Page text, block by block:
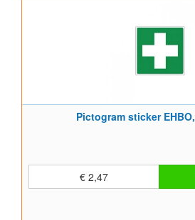
Pictogram sticker
€ 2,47